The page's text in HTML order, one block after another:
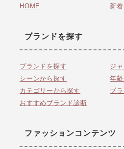
HOME 新
ブランドを探す
ブランドを探す
ジ
シーンから探す
年
カテゴリーから探す
ブ
おすすめブランド診断
ファッションコンテンツ